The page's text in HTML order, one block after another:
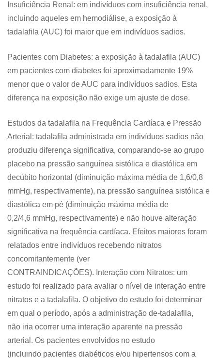
Insuficiência Renal: em indivíduos com insuficiência renal,
incluindo aqueles em hemodiálise, a exposição à
tadalafila (AUC) foi maior que em indivíduos sadios.
Pacientes com Diabetes: a exposição à tadalafila (AUC)
em pacientes com diabetes foi aproximadamente 19%
menor que o valor de AUC para indivíduos sadios. Esta
diferença na exposição não exige um ajuste de dose.
Estudos da tadalafila na Frequência Cardíaca e Pressão
Arterial: tadalafila administrada em indivíduos sadios não
produziu diferença significativa, comparando-se ao grupo
placebo na pressão sanguínea sistólica e diastólica em
decúbito horizontal (diminuição máxima média de 1,6/0,8
mmHg, respectivamente), na pressão sanguínea sistólica e
diastólica em pé (diminuição máxima média de
0,2/4,6 mmHg, respectivamente) e não houve alteração
significativa na frequência cardíaca. Efeitos maiores foram
relatados entre indivíduos recebendo nitratos
concomitantemente (ver
CONTRAINDICAÇÕES). Interação com Nitratos: um
estudo foi realizado para avaliar o nível de interação entre
nitratos e a tadalafila. O objetivo do estudo foi determinar
em qual o período, após a administração de-tadalafila,
não iria ocorrer uma interação aparente na pressão
arterial. Os pacientes envolvidos no estudo
(incluindo pacientes diabéticos e/ou hipertensos com a